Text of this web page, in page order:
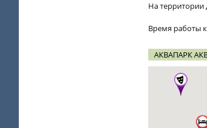
На территории
Время работы
АКВАПАРК